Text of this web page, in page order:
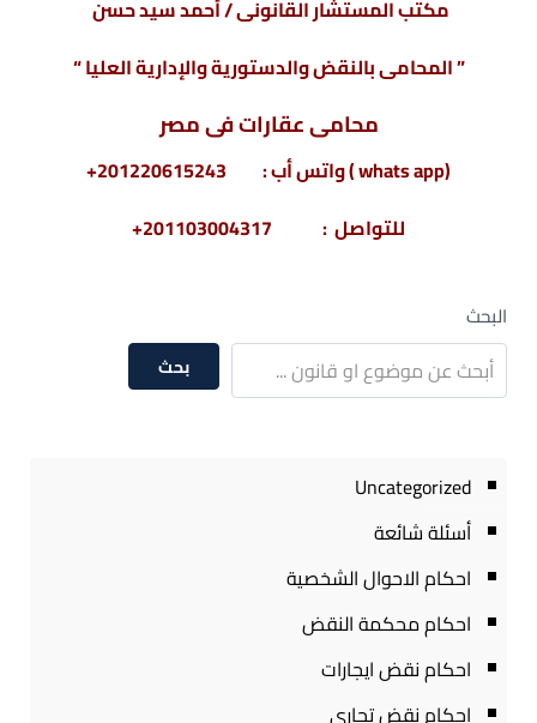
مكتب المستشار القانونى / أحمد سيد حسن
” المحامى بالنقض والدستورية والإدارية العليا “
محامى عقارات فى مصر
(whats app ) واتس أب : 201220615243+
للتواصل : 201103004317+
البحث
بحث
Uncategorized
أسئلة شائعة
احكام الاحوال الشخصية
احكام محكمة النقض
احكام نقض ايجارات
احكام نقض تجارى